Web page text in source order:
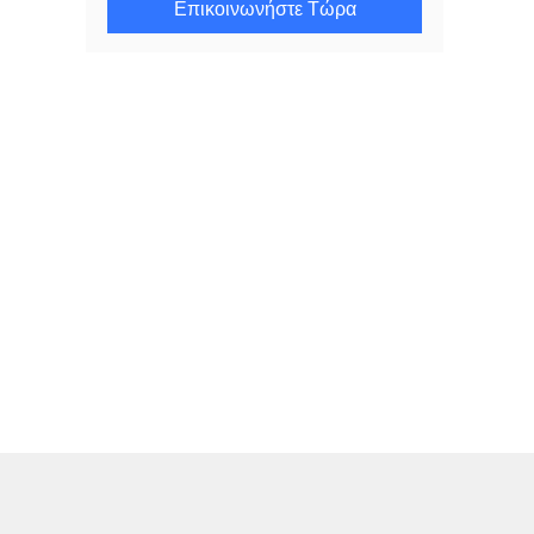
Επικοινωνήστε Τώρα